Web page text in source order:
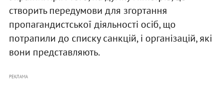
створить передумови для згортання
пропагандистської діяльності осіб, що
потрапили до списку санкцій, і організацій, які
вони представляють.
РЕКЛАМА